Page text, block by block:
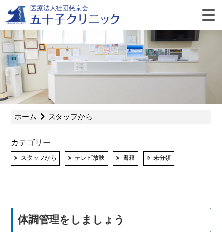
content
医療法人社団慈京会
ホーム スタッフから
カテゴリー
スタッフから テレビ放映 書籍 未分類
体調管理をしましょう